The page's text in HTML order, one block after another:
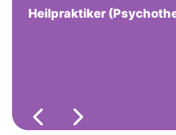
Heilpraktiker